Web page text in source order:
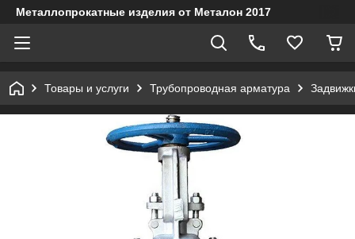
Металлопрокатные изделия от Металон 2017
Товары и услуги Трубопроводная арматура